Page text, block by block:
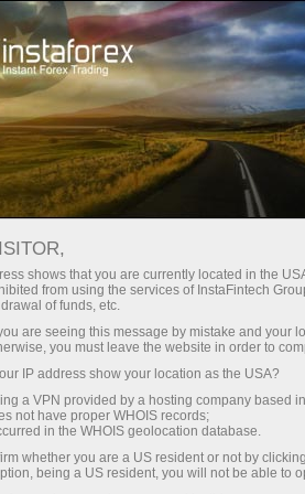
Campaigns
Các cuộc thi
dịch từ
InstaForex thường xuyên tổ
ngoại hối thú vị cho phép
minh kinh nghiệm giao dịch
chiến thắng cuộc thi ngoại
thưởng thực sự. Ngoài giải
lên tới hơn 500.000 đô la,
shows that you are currently located in the
from using the services of InstaFintech
of funds, etc.
are seeing this message by mistake and your
you must leave the website in order to
IP address show your location as the USA?
a VPN provided by a hosting company based
not have proper WHOIS records;
in the WHOIS geolocation database.
whether you are a US resident or not by
being a US resident, you will not be able to